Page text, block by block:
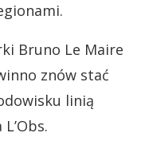
Bruno Le Maire
znów stać
linią